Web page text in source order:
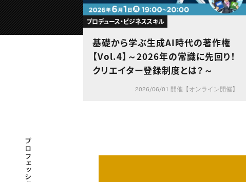
プロデュース・ビジネススキル
基礎から学ぶ生成AI時代の著作権
【Vol.4】～2026年の常識に先回り！
クリエイター登録制度とは？～
2026/06/01 開催【オンライン開催】